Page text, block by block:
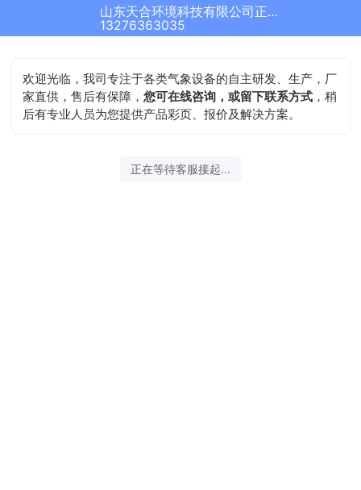
山东天合环境科技有限公司正在为您服务
13276363035
欢迎光临，我司专注于各类气象设备的自主研发、生产，厂
家直供，售后有保障，您可在线咨询，或留下联系方式 ，稍
后有专业人员为您提供产品彩页、报价及解决方案。
正在等待客服接起...